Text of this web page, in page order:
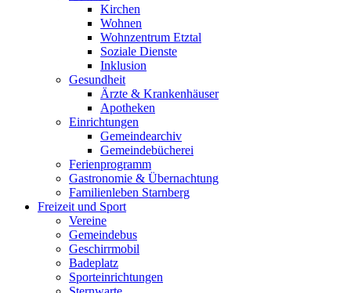
Kirchen
Wohnen
Wohnzentrum Etztal
Soziale Dienste
Inklusion
Gesundheit
Ärzte & Krankenhäuser
Apotheken
Einrichtungen
Gemeindearchiv
Gemeindebücherei
Ferienprogramm
Gastronomie & Übernachtung
Familienleben Starnberg
Freizeit und Sport
Vereine
Gemeindebus
Geschirrmobil
Badeplatz
Sporteinrichtungen